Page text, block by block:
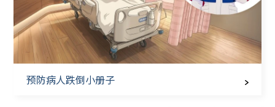
预防病人跌倒小册子